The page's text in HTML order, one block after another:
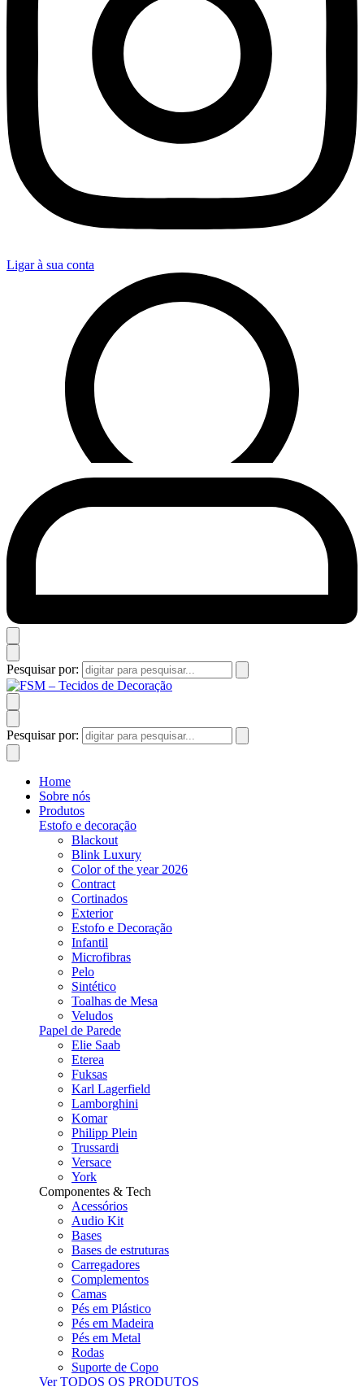
Ligar à sua conta
Pesquisar por:
Pesquisar por:
Home
Sobre nós
Produtos
Estofo e decoração
Blackout
Blink Luxury
Color of the year 2026
Contract
Cortinados
Exterior
Estofo e Decoração
Infantil
Microfibras
Pelo
Sintético
Toalhas de Mesa
Veludos
Papel de Parede
Elie Saab
Eterea
Fuksas
Karl Lagerfield
Lamborghini
Komar
Philipp Plein
Trussardi
Versace
York
Componentes & Tech
Acessórios
Audio Kit
Bases
Bases de estruturas
Carregadores
Complementos
Camas
Pés em Plástico
Pés em Madeira
Pés em Metal
Rodas
Suporte de Copo
Ver TODOS OS PRODUTOS